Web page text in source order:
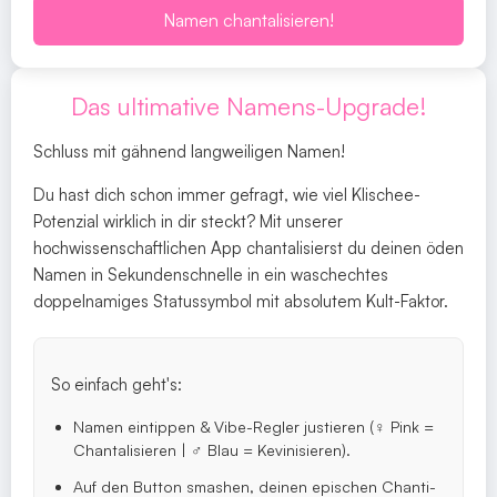
Das ultimative Namens-Upgrade!
Schluss mit gähnend langweiligen Namen!
Du hast dich schon immer gefragt, wie viel Klischee-
Potenzial wirklich in dir steckt? Mit unserer
hochwissenschaftlichen App chantalisierst du deinen öden
Namen in Sekundenschnelle in ein waschechtes
doppelnamiges Statussymbol mit absolutem Kult-Faktor.
So einfach geht's:
Namen eintippen & Vibe-Regler justieren (♀️ Pink =
Chantalisieren | ♂️ Blau = Kevinisieren).
Auf den Button smashen, deinen epischen Chanti-
Namen chantalisieren!